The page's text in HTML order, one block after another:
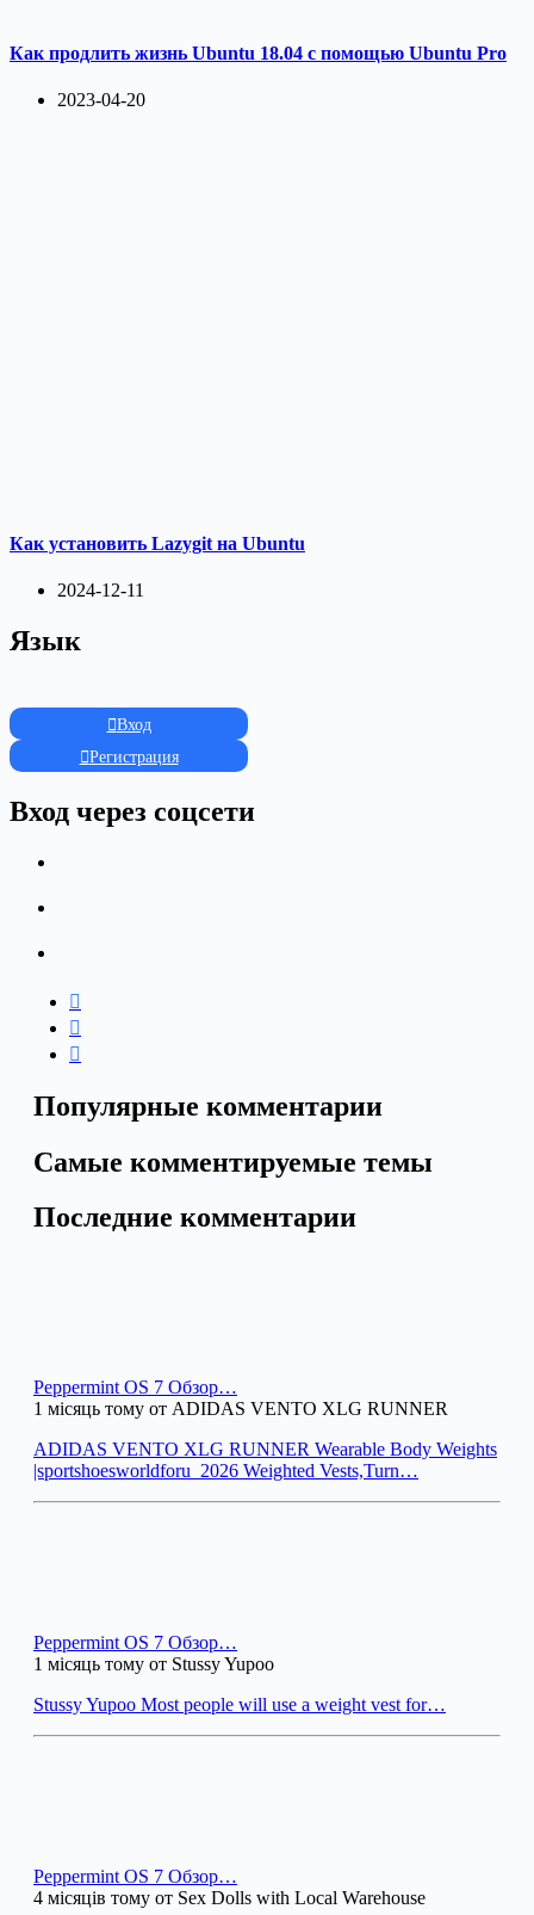
Как продлить жизнь Ubuntu 18.04 с помощью Ubuntu Pro
2023-04-20
Как установить Lazygit на Ubuntu
2024-12-11
Язык
Вход
Регистрация
Вход через соцсети
Популярные комментарии
Самые комментируемые темы
Последние комментарии
Peppermint OS 7 Обзор…
1 місяць тому от ADIDAS VENTO XLG RUNNER
ADIDAS VENTO XLG RUNNER Wearable Body Weights
|sportshoesworldforu_2026 Weighted Vests,Turn…
Peppermint OS 7 Обзор…
1 місяць тому от Stussy Yupoo
Stussy Yupoo Most people will use a weight vest for…
Peppermint OS 7 Обзор…
4 місяців тому от Sex Dolls with Local Warehouse